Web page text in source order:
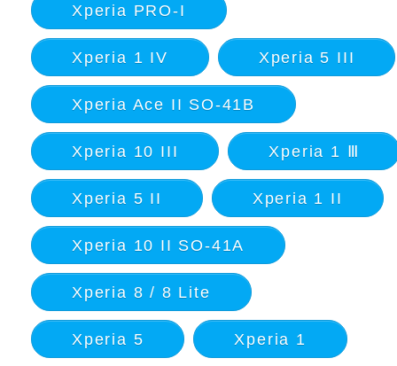
Xperia PRO-I
Xperia 1 IV Xperia 5 III
Xperia Ace II SO-41B
Xperia 10 III Xperia 1 Ⅲ
Xperia 5 II Xperia 1 II
Xperia 10 II SO-41A
Xperia 8 / 8 Lite
Xperia 5 Xperia 1